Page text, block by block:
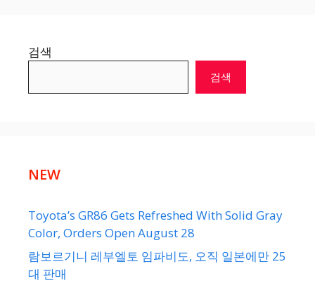
검색
검색
NEW
Toyota’s GR86 Gets Refreshed With Solid Gray
Color, Orders Open August 28
람보르기니 레부엘토 임파비도, 오직 일본에만 25
대 판매